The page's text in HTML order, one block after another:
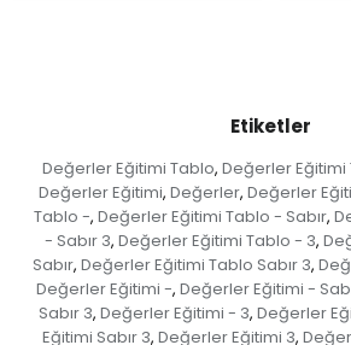
Etiketler
Değerler Eğitimi Tablo, Değerler Eğitimi
Değerler Eğitimi, Değerler, Değerler
Tablo -, Değerler Eğitimi Tablo - Sabır,
- Sabır 3, Değerler Eğitimi Tablo - 3,
Sabır, Değerler Eğitimi Tablo Sabır 3,
Değerler Eğitimi -, Değerler Eğitimi -
Sabır 3, Değerler Eğitimi - 3, Değerler
Eğitimi Sabır 3, Değerler Eğitimi 3,